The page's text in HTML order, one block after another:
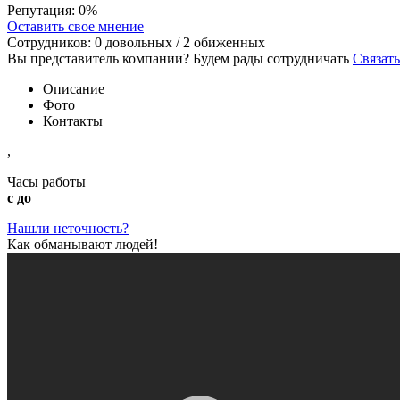
Репутация: 0%
Оставить свое мнение
Сотрудников: 0 довольных / 2 обиженных
Вы представитель компании? Будем рады сотрудничать
Описание
Фото
Контакты
,
Часы работы
с до
Нашли неточность?
Как обманывают людей!